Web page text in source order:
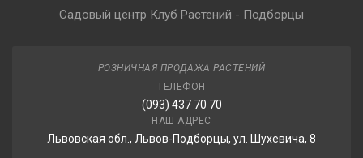
Садовый центр Клуб Растений - Подборцы
РОЗНИЧНАЯ ПРОДАЖА РАСТЕНИЙ
ТЕЛЕФОН
(093) 437 70 70
НАШ АДРЕС
Львовская обл., Львов-Подборцы, ул. Шухевича, 8